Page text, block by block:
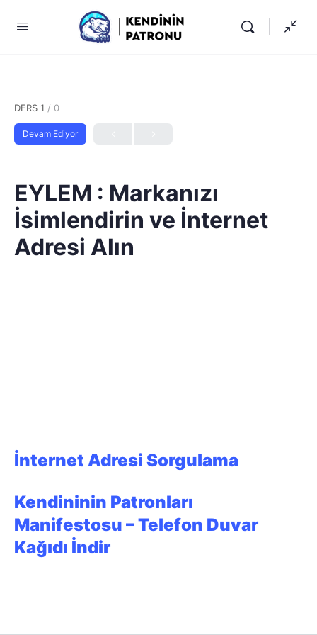
DERS 1 / 0
Devam Ediyor
EYLEM : Markanızı
İsimlendirin ve İnternet
Adresi Alın
İnternet Adresi Sorgulama
Kendininin Patronları
Manifestosu – Telefon Duvar
Kağıdı İndir